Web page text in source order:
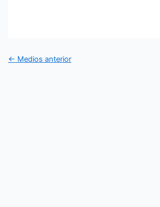
← Medios anterior